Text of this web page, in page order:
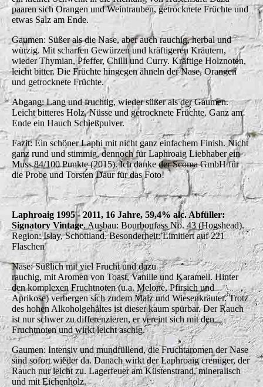
paaren sich Orangen und Weintrauben, getrocknete Früchte und
etwas Salz am Ende.
Gaumen: Süßer als die Nase, aber auch rauchig, herbal und
würzig. Mit scharfen Gewürzen und kräftigeren Kräutern,
wieder Thymian, Pfeffer, Chilli und Curry. Kräftige Holznoten,
leicht bitter. Die Früchte hingegen ähneln der Nase, Orangen
und getrocknete Früchte.
Abgang: Lang und fruchtig, wieder süßer als der Gaumen.
Leicht bitteres Holz, Nüsse und getrocknete Früchte. Ganz am
Ende ein Hauch Schießpulver.
Fazit: Ein schöner Laphi mit nicht ganz einfachem Finish. Nicht
ganz rund und stimmig, dennoch für Laphroaig Liebhaber ein
Muss.84/100 Punkte (2015). Ich danke der Scoma GmbH für
die Probe und Torsten Daur für das Foto!
Laphroaig 1995 - 2011, 16 Jahre, 59,4% alc. Abfüller:
Signatory Vintage. Ausbau: Bourbonfass No. 43 (Hogshead).
Region: Islay, Schottland. Besonderheit: Limitiert auf 221
Flaschen
Nase: Süßlich mit viel Frucht und dazu
rauchig, mit Aromen von Toast, Vanille und Karamell. Hinter
den komplexen Fruchtnoten (u.a. Melone, Pfirsich und
Aprikose) verbergen sich zudem Malz und Wiesenkräuter. Trotz
des hohen Alkoholgehaltes ist dieser kaum spürbar. Der Rauch
ist nur schwer zu differenzieren, er vereint sich mit den
Fruchtnoten und wirkt leicht aschig.
Gaumen: Intensiv und mundfüllend, die Fruchtaromen der Nase
sind sofort wieder da. Danach wirkt der Laphroaig cremiger, der
Rauch nur leicht zu. Lagerfeuer am Küstenstrand, mineralisch
und mit Eichenholz.